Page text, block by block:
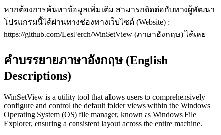
หากต้องการค้นหาข้อมูลเพิ่มเติม สามารถติดต่อกับทางผู้พัฒนา
โปรแกรมนี้ได้ผ่านทางช่องทางเว็บไซต์ (Website) :
https://github.com/LesFerch/WinSetView (ภาษาอังกฤษ) ได้เลย
คำบรรยายภาษาอังกฤษ (English
Descriptions)
WinSetView is a utility tool that allows users to comprehensively
configure and control the default folder views within the Windows
Operating System (OS) file manager, known as Windows File
Explorer, ensuring a consistent layout across the entire machine.